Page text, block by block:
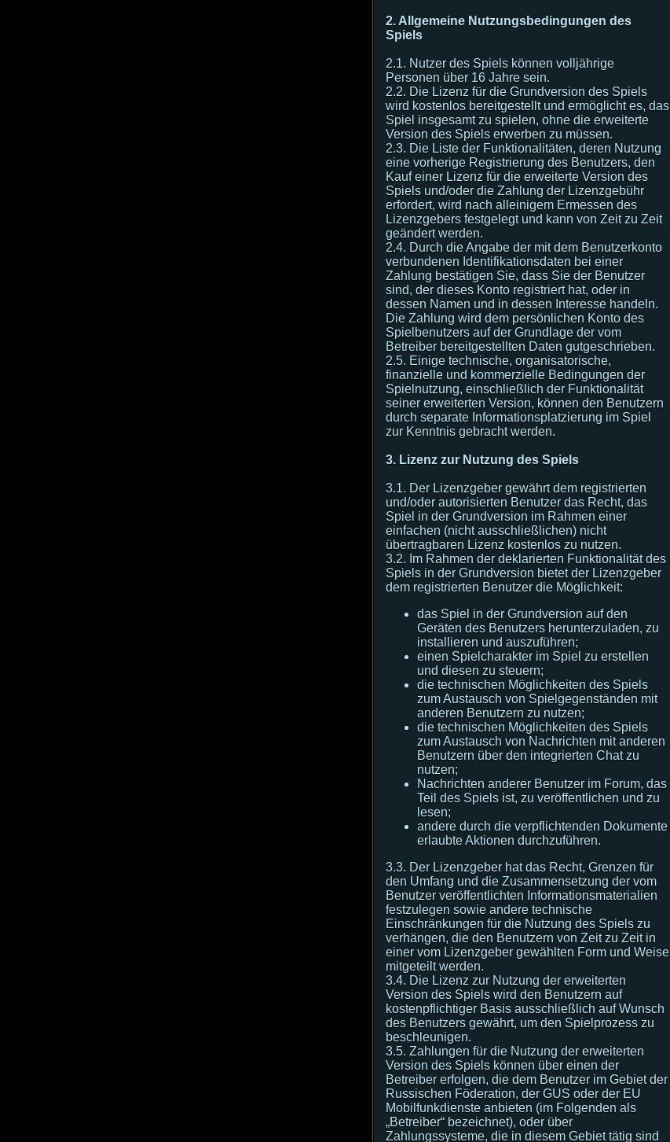
2. Allgemeine Nutzungsbedingungen des
Spiels
2.1. Nutzer des Spiels können volljährige
Personen über 16 Jahre sein.
2.2. Die Lizenz für die Grundversion des Spiels
wird kostenlos bereitgestellt und ermöglicht es, das
Spiel insgesamt zu spielen, ohne die erweiterte
Version des Spiels erwerben zu müssen.
2.3. Die Liste der Funktionalitäten, deren Nutzung
eine vorherige Registrierung des Benutzers, den
Kauf einer Lizenz für die erweiterte Version des
Spiels und/oder die Zahlung der Lizenzgebühr
erfordert, wird nach alleinigem Ermessen des
Lizenzgebers festgelegt und kann von Zeit zu Zeit
geändert werden.
2.4. Durch die Angabe der mit dem Benutzerkonto
verbundenen Identifikationsdaten bei einer
Zahlung bestätigen Sie, dass Sie der Benutzer
sind, der dieses Konto registriert hat, oder in
dessen Namen und in dessen Interesse handeln.
Die Zahlung wird dem persönlichen Konto des
Spielbenutzers auf der Grundlage der vom
Betreiber bereitgestellten Daten gutgeschrieben.
2.5. Einige technische, organisatorische,
finanzielle und kommerzielle Bedingungen der
Spielnutzung, einschließlich der Funktionalität
seiner erweiterten Version, können den Benutzern
durch separate Informationsplatzierung im Spiel
zur Kenntnis gebracht werden.
3. Lizenz zur Nutzung des Spiels
3.1. Der Lizenzgeber gewährt dem registrierten
und/oder autorisierten Benutzer das Recht, das
Spiel in der Grundversion im Rahmen einer
einfachen (nicht ausschließlichen) nicht
übertragbaren Lizenz kostenlos zu nutzen.
3.2. Im Rahmen der deklarierten Funktionalität des
Spiels in der Grundversion bietet der Lizenzgeber
dem registrierten Benutzer die Möglichkeit:
das Spiel in der Grundversion auf den
Geräten des Benutzers herunterzuladen, zu
installieren und auszuführen;
einen Spielcharakter im Spiel zu erstellen
und diesen zu steuern;
die technischen Möglichkeiten des Spiels
zum Austausch von Spielgegenständen mit
anderen Benutzern zu nutzen;
die technischen Möglichkeiten des Spiels
zum Austausch von Nachrichten mit anderen
Benutzern über den integrierten Chat zu
nutzen;
Nachrichten anderer Benutzer im Forum, das
Teil des Spiels ist, zu veröffentlichen und zu
lesen;
andere durch die verpflichtenden Dokumente
erlaubte Aktionen durchzuführen.
3.3. Der Lizenzgeber hat das Recht, Grenzen für
den Umfang und die Zusammensetzung der vom
Benutzer veröffentlichten Informationsmaterialien
festzulegen sowie andere technische
Einschränkungen für die Nutzung des Spiels zu
verhängen, die den Benutzern von Zeit zu Zeit in
einer vom Lizenzgeber gewählten Form und Weise
mitgeteilt werden.
3.4. Die Lizenz zur Nutzung der erweiterten
Version des Spiels wird den Benutzern auf
kostenpflichtiger Basis ausschließlich auf Wunsch
des Benutzers gewährt, um den Spielprozess zu
beschleunigen.
3.5. Zahlungen für die Nutzung der erweiterten
Version des Spiels können über einen der
Betreiber erfolgen, die dem Benutzer im Gebiet der
Russischen Föderation, der GUS oder der EU
Mobilfunkdienste anbieten (im Folgenden als
„Betreiber“ bezeichnet), oder über
Zahlungssysteme, die in diesem Gebiet tätig sind